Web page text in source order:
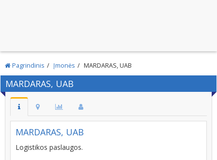
Pagrindinis Įmonės MARDARAS, UAB
MARDARAS, UAB
MARDARAS, UAB
Logistikos paslaugos.